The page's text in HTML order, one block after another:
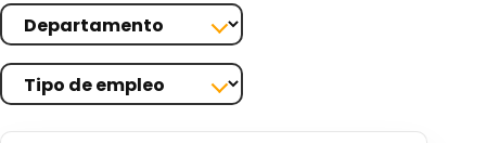
Departamento
Tipo de empleo